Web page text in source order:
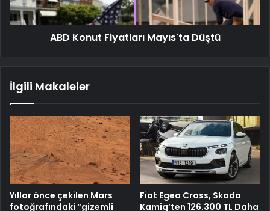
ABD Konut Fiyatları Mayıs'ta Düştü
İlgili Makaleler
Yıllar önce çekilen Mars
fotoğrafındaki “gizemli
Fiat Egea Cross, Skoda
Kamiq’ten 126.300 TL Daha